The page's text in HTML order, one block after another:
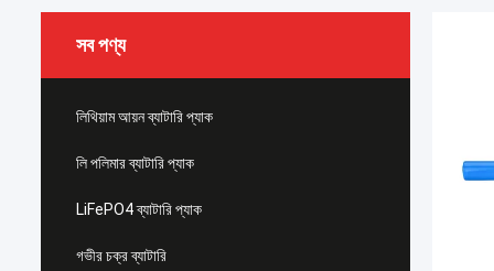
সব পণ্য
লিথিয়াম আয়ন ব্যাটারি প্যাক
লি পলিমার ব্যাটারি প্যাক
LiFePO4 ব্যাটারি প্যাক
গভীর চক্র ব্যাটারি